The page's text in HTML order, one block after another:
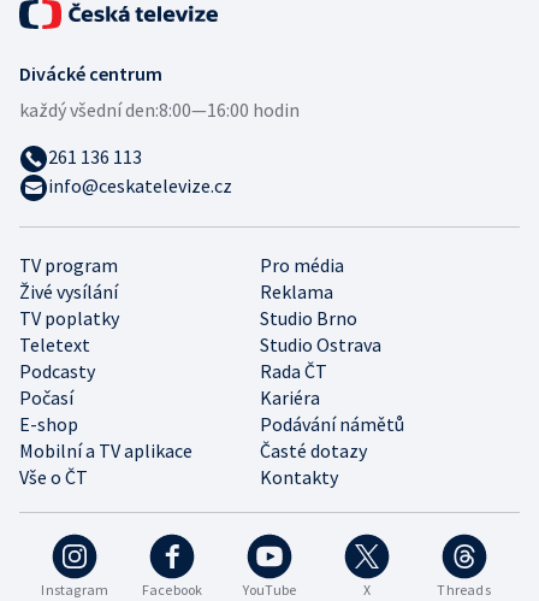
Instagram Facebook YouTube X Threads
TV program
Pro média
Živé vysílání
Reklama
TV poplatky
Studio Brno
Teletext
Studio Ostrava
Podcasty
Rada ČT
Počasí
Kariéra
E-shop
Podávání námětů
Mobilní a TV aplikace
Časté dotazy
Vše o ČT
Kontakty
Divácké centrum
každý všední den:8:00—16:00 hodin
261 136 113
info@ceskatelevize.cz